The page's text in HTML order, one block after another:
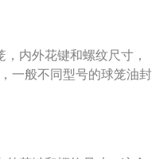
笼是否出现了漏油现象。
坏，那会影响车子正常运
材料、热处理性能等需
内外花键和螺纹尺寸，
一般不同型号的球笼油封
宽度影响球笼装车后球